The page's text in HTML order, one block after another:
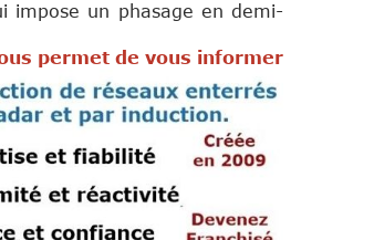
impose un phasage en demi-
permet de vous informer